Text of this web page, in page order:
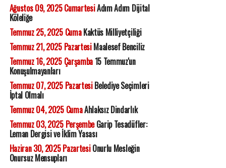
Ağustos 09, 2025 CumartesiAdım Adım Dijital
Köleliğe
Temmuz 25, 2025 CumaKaktüs Milliyetçiliği
Temmuz 21, 2025 PazartesiMaalesef Benciliz
Temmuz 16, 2025 Çarşamba15 Temmuz'un
Konuşulmayanları
Temmuz 07, 2025 PazartesiBelediye Seçimleri
İptal Olmalı
Temmuz 04, 2025 CumaAhlaksız Dindarlık
Temmuz 03, 2025 PerşembeGarip Tesadüfler:
Leman Dergisi ve İklim Yasası
Haziran 30, 2025 PazartesiOnurlu Mesleğin
Onursuz Mensupları